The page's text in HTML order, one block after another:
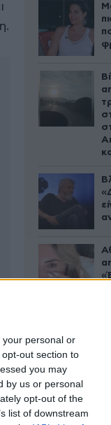
personal or
out section to
you may
by us or personal
opt-out of the
list of downstream